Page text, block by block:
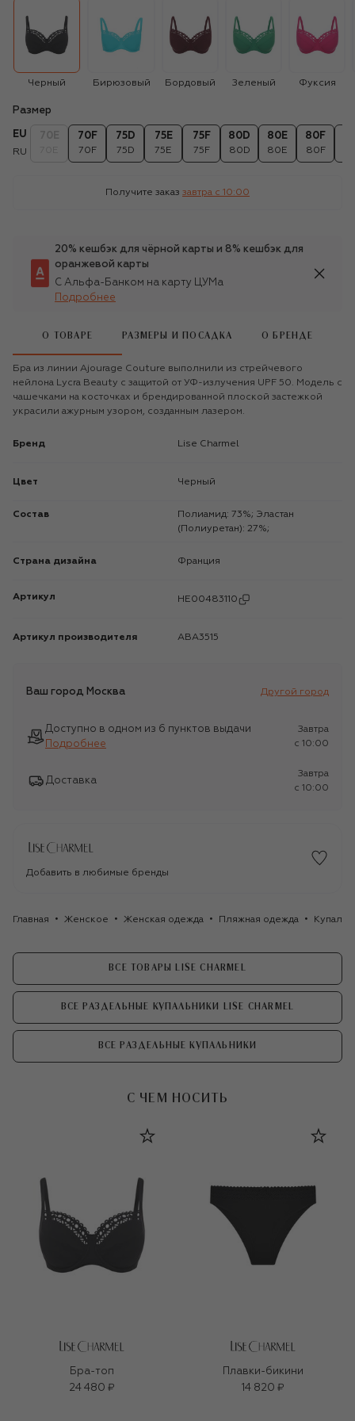
Черный Бирюзовый Бордовый Зеленый Фуксия
Размер
EU
RU
70F
70F
75D
75D
75E
75E
75F
75F
80D
80D
80E
80E
80F
80F
Получите заказ завтра c 10:00
20% кешбэк для чёрной карты и 8% кешбэк для
оранжевой карты
С Альфа-Банком на карту ЦУМа
Подробнее
О ТОВАРЕ РАЗМЕРЫ И ПОСАДКА О БРЕНДЕ
Бра из линии Ajourage Couture выполнили из стрейчевого
нейлона Lycra Beauty с защитой от УФ-излучения UPF 50. Модель с
чашечками на косточках и брендированной плоской застежкой
украсили ажурным узором, созданным лазером.
Бренд Lise Charmel
Цвет Черный
Состав
Полиамид: 73%; Эластан
(Полиуретан): 27%;
Страна дизайна Франция
Артикул HE00483110
Артикул производителя ABA3515
Ваш город Москва Другой город
Доступно в одном из 6 пунктов выдачи
Подробнее
Завтра
c 10:00
Доставка
Завтра
c 10:00
Добавить в любимые бренды
Главная Женское Женская одежда Пляжная одежда
ВСЕ ТОВАРЫ LISE CHARMEL
ВСЕ РАЗДЕЛЬНЫЕ КУПАЛЬНИКИ LISE CHARMEL
ВСЕ РАЗДЕЛЬНЫЕ КУПАЛЬНИКИ
С ЧЕМ НОСИТЬ
Бра-топ
24 480 ₽
Плавки-бикини
14 820 ₽